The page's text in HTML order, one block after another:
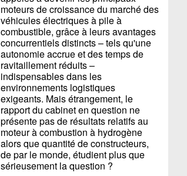
moteurs de croissance du marché des
véhicules électriques à pile à
combustible, grâce à leurs avantages
concurrentiels distincts – tels qu'une
autonomie accrue et des temps de
ravitaillement réduits –
indispensables dans les
environnements logistiques
exigeants. Mais étrangement, le
rapport du cabinet en question ne
présente pas de résultats relatifs au
moteur à combustion à hydrogène
alors que quantité de constructeurs,
de par le monde, étudient plus que
sérieusement la question ?